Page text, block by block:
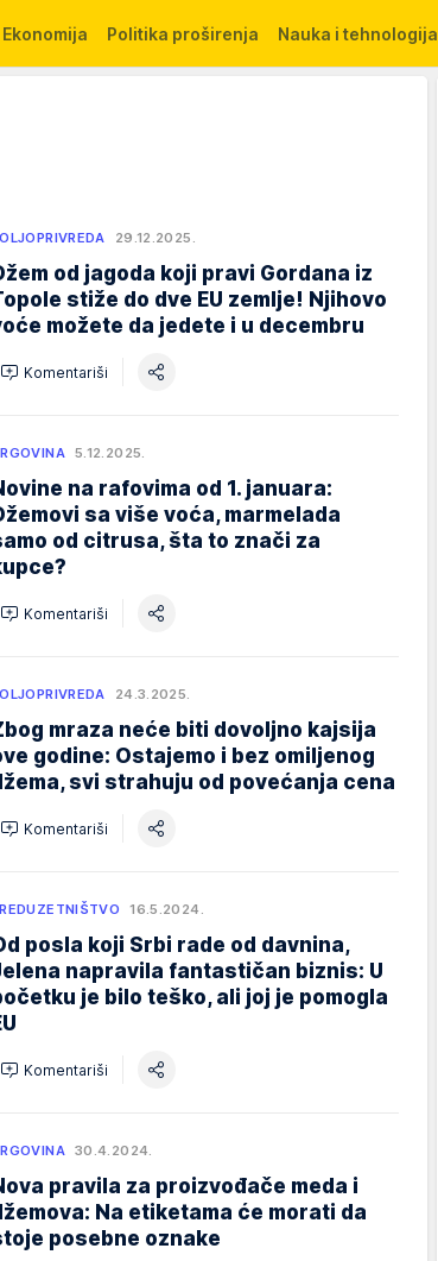
Ekonomija Politika proširenja Nauka i tehnologija
29.12.2025.
od jagoda koji pravi Gordana iz
stiže do dve EU zemlje! Njihovo
možete da jedete i u decembru
Komentariši
5.12.2025.
na rafovima od 1. januara:
sa više voća, marmelada
od citrusa, šta to znači za
Komentariši
24.3.2025.
mraza neće biti dovoljno kajsija
godine: Ostajemo i bez omiljenog
svi strahuju od povećanja cena
Komentariši
16.5.2024.
posla koji Srbi rade od davnina,
napravila fantastičan biznis: U
je bilo teško, ali joj je pomogla
Komentariši
30.4.2024.
pravila za proizvođače meda i
Na etiketama će morati da
posebne oznake